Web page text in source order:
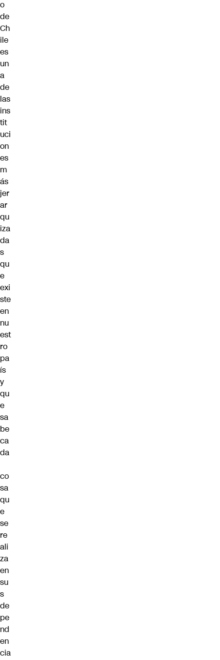
o
de
Ch
ile
es
un
a
de
las
ins
tit
uci
on
es
m
ás
jer
ar
qu
iza
da
s
qu
e
exi
ste
en
nu
est
ro
pa
ís
y
qu
e
sa
be
ca
da
co
sa
qu
e
se
re
ali
za
en
su
s
de
pe
nd
en
cia